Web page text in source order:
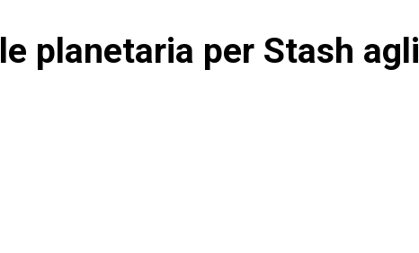
planetaria per Stash agli